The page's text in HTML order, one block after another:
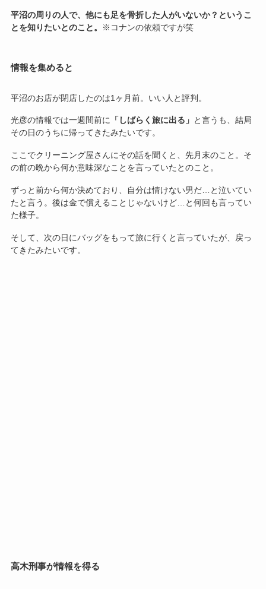
平沼の周りの人で、他にも足を骨折した人がいないか？というこ
とを知りたいとのこと。
※コナンの依頼ですが笑
情報を集めると
平沼のお店が閉店したのは1ヶ月前。いい人と評判。
光彦の情報では一週間前に 「しばらく旅に出る」 と言うも、結局
その日のうちに帰ってきたみたいです。
ここでクリーニング屋さんにその話を聞くと、先月末のこと。そ
の前の晩から何か意味深なことを言っていたとのこと。
ずっと前から何か決めており、自分は情けない男だ…と泣いてい
たと言う。後は金で償えることじゃないけど…と何回も言ってい
た様子。
そして、次の日にバッグをもって旅に行くと言っていたが、戻っ
てきたみたいです。
高木刑事が情報を得る